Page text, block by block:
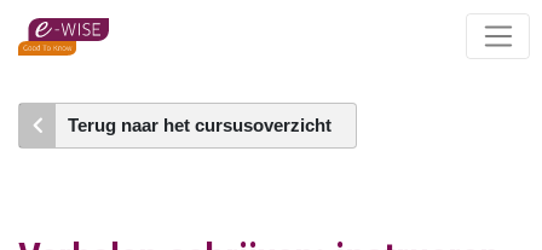
Skip
content
Terug naar het cursusoverzicht